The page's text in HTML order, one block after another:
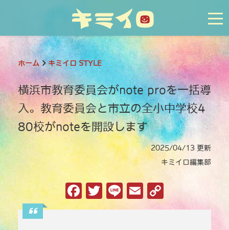
ホーム キミイロ STYLE
横浜市教育委員会がnote proを一括導
入。教育委員会と市立の全小中学校4
80校がnoteを開設します
2025/04/13 更新
キミイロ編集部
F
a
T
w
Li
n
E
m o